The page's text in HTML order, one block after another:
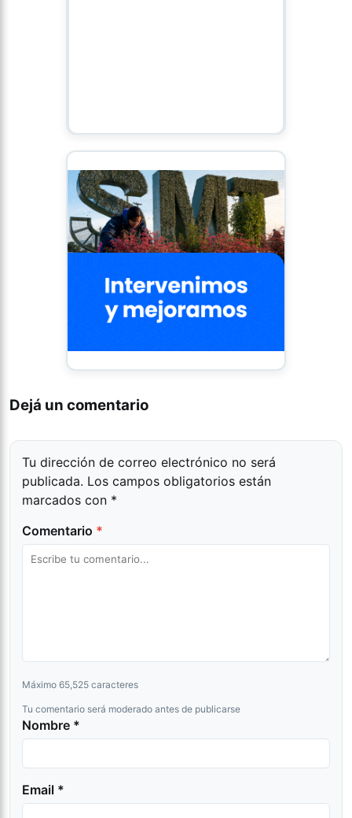
Dejá un comentario
Tu dirección de correo electrónico no será
publicada. Los campos obligatorios están
marcados con *
Comentario *
Máximo 65,525 caracteres
Tu comentario será moderado antes de publicarse
Nombre *
Email *